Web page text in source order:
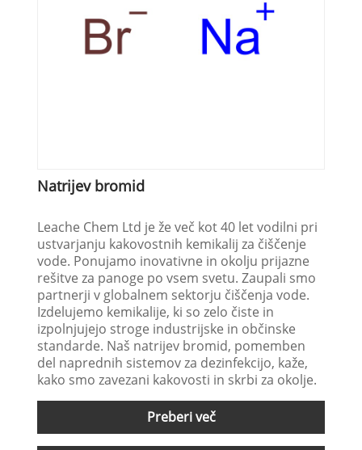
Natrijev bromid
Leache Chem Ltd je že več kot 40 let vodilni pri
ustvarjanju kakovostnih kemikalij za čiščenje
vode. Ponujamo inovativne in okolju prijazne
rešitve za panoge po vsem svetu. Zaupali smo
partnerji v globalnem sektorju čiščenja vode.
Izdelujemo kemikalije, ki so zelo čiste in
izpolnjujejo stroge industrijske in občinske
standarde. Naš natrijev bromid, pomemben
del naprednih sistemov za dezinfekcijo, kaže,
kako smo zavezani kakovosti in skrbi za okolje.
Preberi več